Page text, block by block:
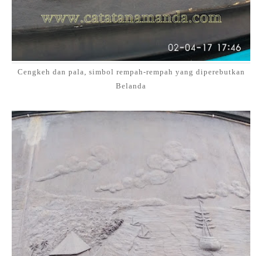
Cengkeh dan pala, simbol rempah-rempah yang diperebutkan
Belanda